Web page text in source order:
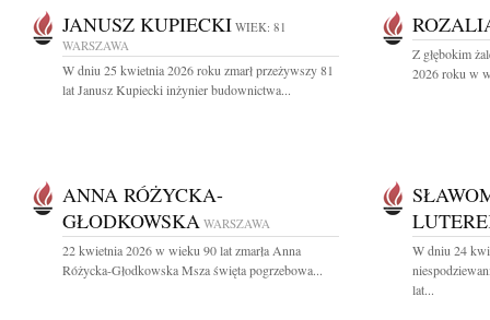
JANUSZ KUPIECKI WIEK: 81
WARSZAWA
W dniu 25 kwietnia 2026 roku zmarł przeżywszy 81
lat Janusz Kupiecki inżynier budownictwa...
Z głębokim
2026 roku w
ANNA RÓŻYCKA-
GŁODKOWSKA WARSZAWA
22 kwietnia 2026 w wieku 90 lat zmarła Anna
Różycka-Głodkowska Msza święta pogrzebowa...
W dniu 24
lat...